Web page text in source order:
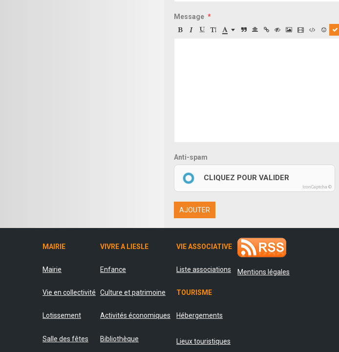
Message
Anti-spam
CLIQUEZ POUR VALIDER
IconCaptcha ©
AJOUTER
MAIRIE VIVRE A LIESLE VIE ASSOCIATIVE
Mairie Enfance Liste associations
Vie en collectivité Culture et patrimoine TOURISME
Lotissement Activités économiques Hébergements
Salle des fêtes Bibliothèque Lieux touristiques
Mentions légales